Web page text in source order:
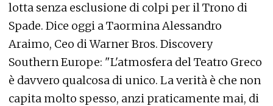
lotta senza esclusione di colpi per il Trono di
Spade. Dice oggi a Taormina Alessandro
Araimo, Ceo di Warner Bros. Discovery
Southern Europe: "L'atmosfera del Teatro Greco
è davvero qualcosa di unico. La verità è che non
capita molto spesso, anzi praticamente mai, di